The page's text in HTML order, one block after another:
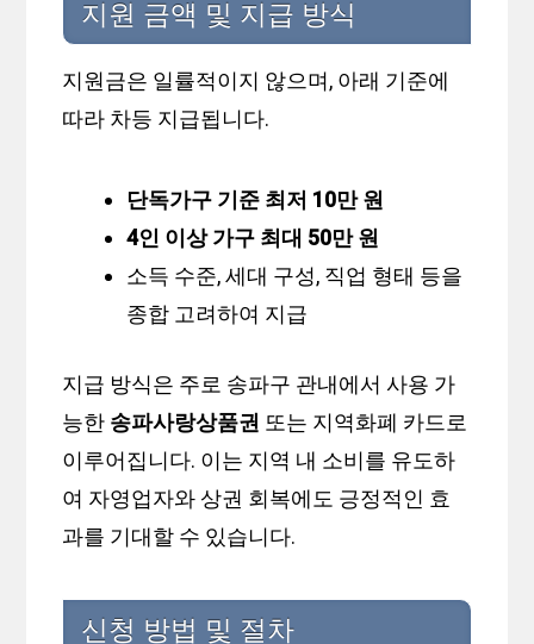
지원 금액 및 지급 방식
지원금은 일률적이지 않으며, 아래 기준에
따라 차등 지급됩니다.
단독가구 기준 최저 10만 원
4인 이상 가구 최대 50만 원
소득 수준, 세대 구성, 직업 형태 등을
종합 고려하여 지급
지급 방식은 주로 송파구 관내에서 사용 가
능한 송파사랑상품권 또는 지역화폐 카드로
이루어집니다. 이는 지역 내 소비를 유도하
여 자영업자와 상권 회복에도 긍정적인 효
과를 기대할 수 있습니다.
신청 방법 및 절차